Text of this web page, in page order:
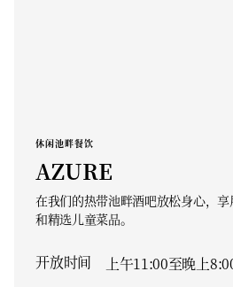
休闲池畔餐饮
AZURE
在我们的热带池畔酒吧放松身心，
和精选儿童菜品。
开放时间 上午11:00至晚上